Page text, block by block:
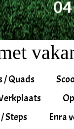
/ Quads
Steps
Enra